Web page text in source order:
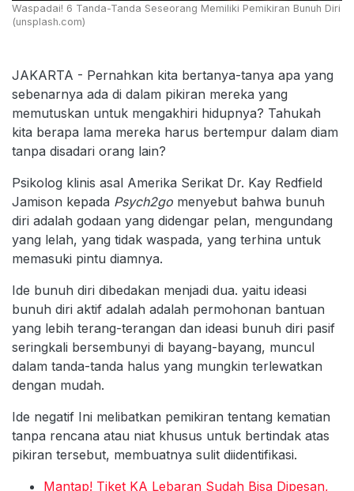
Waspadai! 6 Tanda-Tanda Seseorang Memiliki Pemikiran Bunuh Diri
(unsplash.com)
JAKARTA - Pernahkan kita bertanya-tanya apa yang
sebenarnya ada di dalam pikiran mereka yang
memutuskan untuk mengakhiri hidupnya? Tahukah
kita berapa lama mereka harus bertempur dalam diam
tanpa disadari orang lain?
Psikolog klinis asal Amerika Serikat Dr. Kay Redfield
Jamison kepada Psych2go menyebut bahwa bunuh
diri adalah godaan yang didengar pelan, mengundang
yang lelah, yang tidak waspada, yang terhina untuk
memasuki pintu diamnya.
Ide bunuh diri dibedakan menjadi dua. yaitu ideasi
bunuh diri aktif adalah adalah permohonan bantuan
yang lebih terang-terangan dan ideasi bunuh diri pasif
seringkali bersembunyi di bayang-bayang, muncul
dalam tanda-tanda halus yang mungkin terlewatkan
dengan mudah.
Ide negatif Ini melibatkan pemikiran tentang kematian
tanpa rencana atau niat khusus untuk bertindak atas
pikiran tersebut, membuatnya sulit diidentifikasi.
Mantap! Tiket KA Lebaran Sudah Bisa Dipesan,